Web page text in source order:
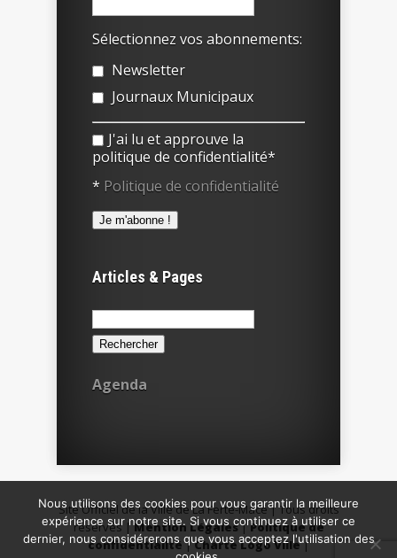
Sélectionnez vos abonnements:
Newsletter
Journaux Municipaux
J'ai lu et approuve la
politique de confidentialité*
* Politique de confidentialité
Articles & Pages
Rechercher :
Agenda
Site Officiel de la Ville de La Ferté-Macé | Tous droits
réservés |Mention Légales|Politique de
confidentialité|Charte Logo Ville|
Nous utilisons des cookies pour vous garantir la meilleure
expérience sur notre site. Si vous continuez à utiliser ce
dernier, nous considérerons que vous acceptez l'utilisation des